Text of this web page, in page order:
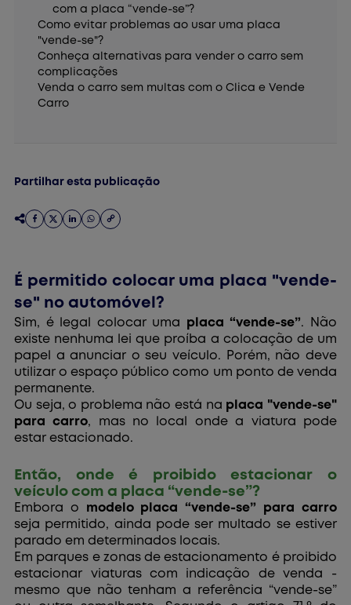
com a placa “vende-se”?
Como evitar problemas ao usar uma placa
"vende-se"?
Conheça alternativas para vender o carro sem
complicações
Venda o carro sem multas com o Clica e Vende
Carro
Partilhar esta publicação
É permitido colocar uma placa "vende-
se" no automóvel?
Sim, é legal colocar uma placa “vende-se”. Não
existe nenhuma lei que proíba a colocação de um
papel a anunciar o seu veículo. Porém, não deve
utilizar o espaço público como um ponto de venda
permanente.
Ou seja, o problema não está na placa "vende-se"
para carro, mas no local onde a viatura pode
estar estacionado.
Então, onde é proibido estacionar o
veículo com a placa “vende-se”?
Embora o modelo placa “vende-se” para carro
seja permitido, ainda pode ser multado se estiver
parado em determinados locais.
Em parques e zonas de estacionamento é proibido
estacionar viaturas com indicação de venda -
mesmo que não tenham a referência “vende-se”